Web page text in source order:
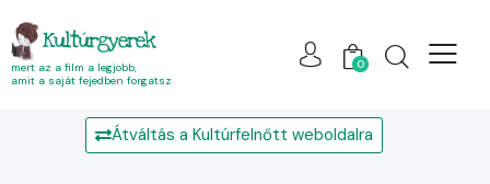
Kultúrgyerek
mert az a film a legjobb,
amit a saját fejedben forgatsz
0
Átváltás a Kultúrfelnőtt weboldalra